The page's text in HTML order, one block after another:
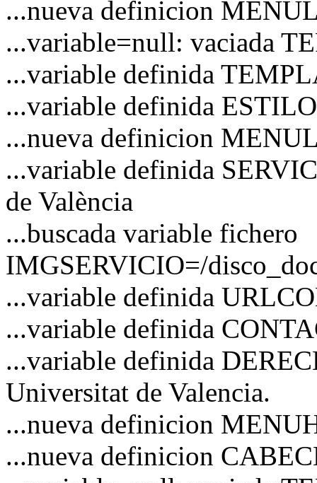
...nueva definicion
...variable=null: vaciada
...variable definida
...variable definida
...nueva definicion
...variable definida
de València
...buscada variable fichero
IMGSERVICIO=/
...variable definida
...variable definida
...variable definida
Universitat de Valencia.
...nueva definicion
...nueva definicion